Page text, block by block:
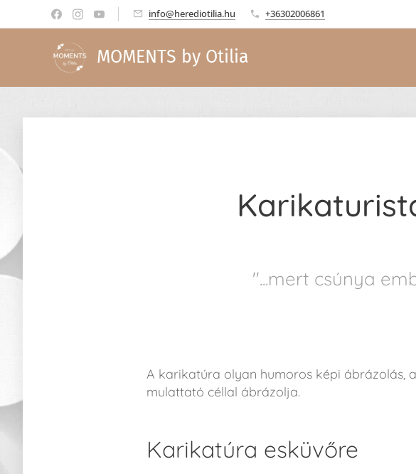
info@herediotilia.hu +36302006861
MOMENTS by Otilia
"...mert csúnya
A karikatúra olyan humoros képi ábrázolás,
mulattató céllal ábrázolja.
Karikatúra esküvőre